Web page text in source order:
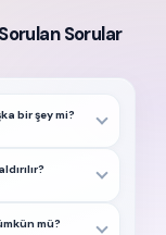
Sorular
bir şey mi?
mü?